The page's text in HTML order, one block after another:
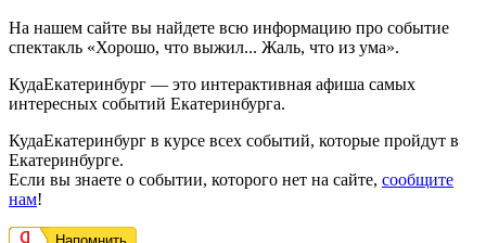
На нашем сайте вы найдете всю информацию про событие
спектакль «Хорошо, что выжил... Жаль, что из ума».
КудаЕкатеринбург — это интерактивная афиша самых
интересных событий Екатеринбурга.
КудаЕкатеринбург в курсе всех событий, которые пройдут в
Екатеринбурге.
Если вы знаете о событии, которого нет на сайте, сообщите
нам!